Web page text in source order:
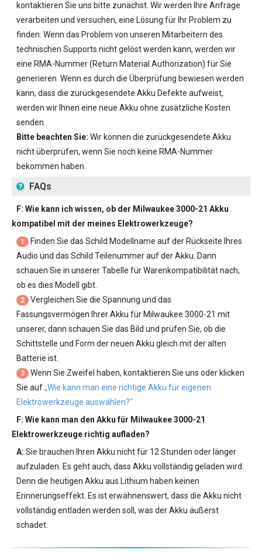
kontaktieren Sie uns bitte zunächst. Wir werden Ihre Anfrage
verarbeiten und versuchen, eine Lösung für Ihr Problem zu
finden. Wenn das Problem von unseren Mitarbeitern des
technischen Supports nicht gelöst werden kann, werden wir
eine RMA-Nummer (Return Material Authorization) für Sie
generieren. Wenn es durch die Überprüfung bewiesen werden
kann, dass die zurückgesendete Akku Defekte aufweist,
werden wir Ihnen eine neue Akku ohne zusätzliche Kosten
senden.
Bitte beachten Sie: Wir können die zurückgesendete Akku
nicht überprüfen, wenn Sie noch keine RMA-Nummer
bekommen haben.
FAQs
F: Wie kann ich wissen, ob der Milwaukee 3000-21 Akku
kompatibel mit der meines Elektrowerkzeuge?
1
Finden Sie das Schild Modellname auf der Rückseite Ihres
Audio und das Schild Teilenummer auf der Akku. Dann
schauen Sie in unserer Tabelle für Warenkompatibilität nach,
ob es dies Modell gibt.
2
Vergleichen Sie die Spannung und das
Fassungsvermögen IhrerAkku für Milwaukee 3000-21 mit
unserer, dann schauen Sie das Bild und prüfen Sie, ob die
Schittstelle und Form der neuen Akku gleich mit der alten
Batterie ist.
3
Wenn Sie Zweifel haben, kontaktieren Sie uns oder klicken
Sie auf„Wie kann man eine richtige Akku für eigenen
Elektrowerkzeuge auswählen?“
F: Wie kann man den Akku für Milwaukee 3000-21
Elektrowerkzeuge richtig aufladen?
A: Sie brauchen Ihren Akku nicht für 12 Stunden oder länger
aufzuladen. Es geht auch, dass Akku vollständig geladen wird.
Denn die heutigen Akku aus Lithium haben keinen
Erinnerungseffekt. Es ist erwähnenswert, dass die Akku nicht
vollständig entladen werden soll, was der Akku äußerst
schadet.